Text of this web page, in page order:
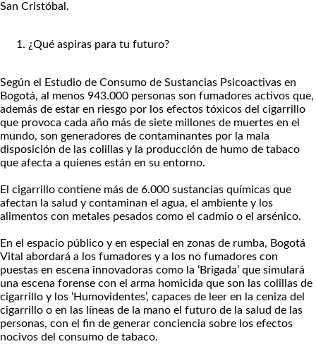
San Cristóbal.
¿Qué aspiras para tu futuro?
Según el Estudio de Consumo de Sustancias Psicoactivas en
Bogotá, al menos 943.000 personas son fumadores activos que,
además de estar en riesgo por los efectos tóxicos del cigarrillo
que provoca cada año más de siete millones de muertes en el
mundo, son generadores de contaminantes por la mala
disposición de las colillas y la producción de humo de tabaco
que afecta a quienes están en su entorno.
El cigarrillo contiene más de 6.000 sustancias químicas que
afectan la salud y contaminan el agua, el ambiente y los
alimentos con metales pesados como el cadmio o el arsénico.
En el espacio público y en especial en zonas de rumba, Bogotá
Vital abordará a los fumadores y a los no fumadores con
puestas en escena innovadoras como la ‘Brigada’ que simulará
una escena forense con el arma homicida que son las colillas de
cigarrillo y los ‘Humovidentes’, capaces de leer en la ceniza del
cigarrillo o en las líneas de la mano el futuro de la salud de las
personas, con el fin de generar conciencia sobre los efectos
nocivos del consumo de tabaco.